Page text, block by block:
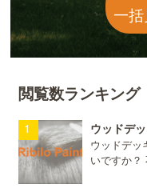
一
閲覧数ランキング
ウッドデ
ウッドデッ
いですか？